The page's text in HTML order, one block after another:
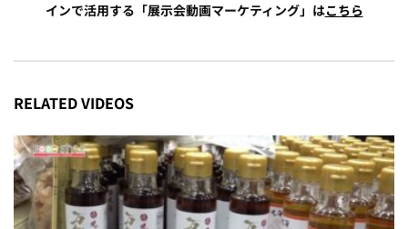
インで活用する「展示会動画マーケティング」はこちら
RELATED VIDEOS